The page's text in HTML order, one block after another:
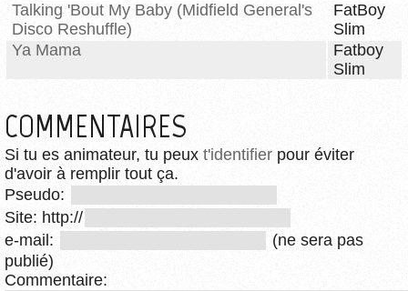
Talking 'Bout My Baby (Midfield General's
Disco Reshuffle)
FatBoy
Slim
Ya Mama
Fatboy
Slim
COMMENTAIRES
Si tu es animateur, tu peux t'identifier pour éviter
d'avoir à remplir tout ça.
Pseudo:
Site: http://
e-mail:
(ne sera pas
publié)
Commentaire: